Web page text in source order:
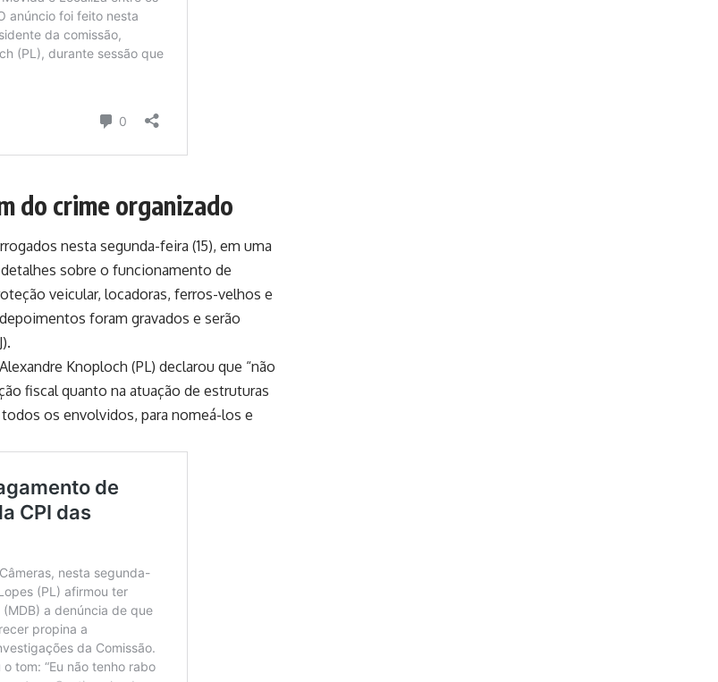
do crime organizado
nesta segunda-feira (15), em uma
sobre o funcionamento de
veicular, locadoras, ferros-velhos e
foram gravados e serão
Knoploch (PL) declarou que “não
fiscal quanto na atuação de estruturas
os envolvidos, para nomeá-los e